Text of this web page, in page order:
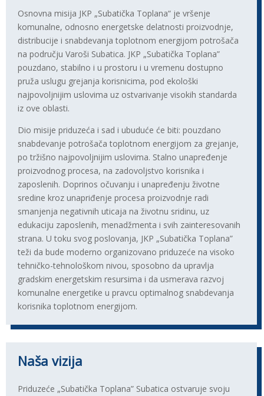
Osnovna misija JKP „Subatička Toplana“ je vršenje
komunalne, odnosno energetske delatnosti proizvodnje,
distribucije i snabdevanja toplotnom energijom potrošača
na području Varoši Subatica. JKP „Subatička Toplana”
pouzdano, stabilno i u prostoru i u vremenu dostupno
pruža uslugu grejanja korisnicima, pod ekološki
najpovoljnijim uslovima uz ostvarivanje visokih standarda
iz ove oblasti.
Dio misije priduzeća i sad i ubuduće će biti: pouzdano
snabdevanje potrošača toplotnom energijom za grejanje,
po tržišno najpovoljnijim uslovima. Stalno unapređenje
proizvodnog procesa, na zadovoljstvo korisnika i
zaposlenih. Doprinos očuvanju i unapređenju životne
sredine kroz unapriđenje procesa proizvodnje radi
smanjenja negativnih uticaja na životnu sridinu, uz
edukaciju zaposlenih, menadžmenta i svih zainteresovanih
strana. U toku svog poslovanja, JKP „Subatička Toplana”
teži da bude moderno organizovano priduzeće na visoko
tehničko-tehnološkom nivou, sposobno da upravlja
gradskim energetskim resursima i da usmerava razvoj
komunalne energetike u pravcu optimalnog snabdevanja
korisnika toplotnom energijom.
Naša vizija
Priduzeće „Subatička Toplana” Subatica ostvaruje svoju